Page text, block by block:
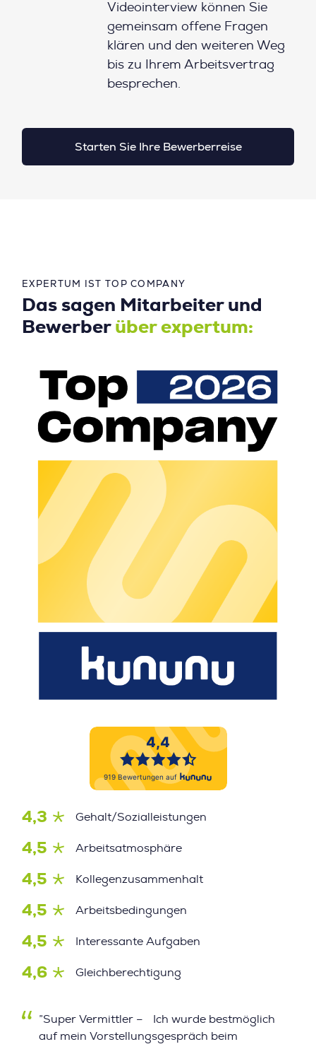
Videointerview können Sie
gemeinsam offene Fragen
klären und den weiteren Weg
bis zu Ihrem Arbeitsvertrag
besprechen.
Starten Sie Ihre Bewerberreise
EXPERTUM IST TOP COMPANY
Das sagen Mitarbeiter und
Bewerber über expertum:
4,3 Gehalt/Sozialleistungen
4,5 Arbeitsatmosphäre
4,5 Kollegenzusammenhalt
4,5 Arbeitsbedingungen
4,5 Interessante Aufgaben
4,6 Gleichberechtigung
”Super Vermittler – Ich wurde bestmöglich
auf mein Vorstellungsgespräch beim